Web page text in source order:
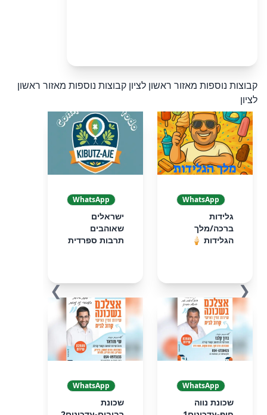
קבוצות נוספות מאזור ראשון לציון קבוצות נוספות מאזור ראשון
לציון
❮
WhatsApp
גלידות
ברכה/מלך
הגלידות 🍦
WhatsApp
ישראלים
שאוהבים
תרבות ספרדית
WhatsApp
שכונת נווה
WhatsApp
שכונת
❯